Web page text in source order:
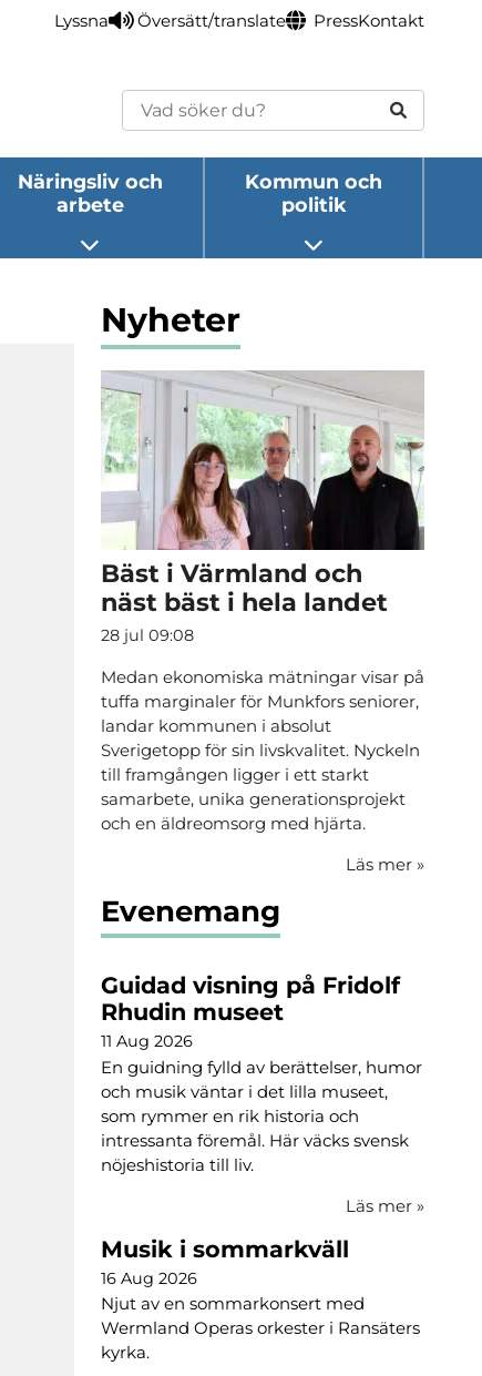
Lyssna Översätt/translate PressKontakt
Sök
Näringsliv och
arbete
Öppna undermeny
Kommun och
politik
Öppna undermeny
Nyheter
Bäst i Värmland och
näst bäst i hela landet
28 jul 09:08
Medan ekonomiska mätningar visar på
tuffa marginaler för Munkfors seniorer,
landar kommunen i absolut
Sverigetopp för sin livskvalitet. Nyckeln
till framgången ligger i ett starkt
samarbete, unika generationsprojekt
och en äldreomsorg med hjärta.
Läs mer »
Evenemang
Guidad visning på Fridolf
Rhudin museet
11 Aug 2026
En guidning fylld av berättelser, humor
och musik väntar i det lilla museet,
som rymmer en rik historia och
intressanta föremål. Här väcks svensk
nöjeshistoria till liv.
Läs mer »
Musik i sommarkväll
16 Aug 2026
Njut av en sommarkonsert med
Wermland Operas orkester i Ransäters
kyrka.